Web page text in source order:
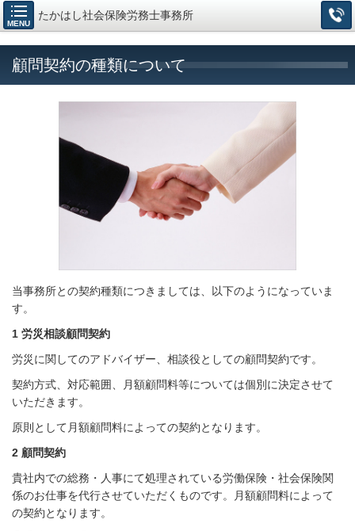
MENU
たかはし社会保険労務士事務所
顧問契約の種類について
当事務所との契約種類につきましては、以下のようになっていま
す。
1 労災相談顧問契約
労災に関してのアドバイザー、相談役としての顧問契約です。
契約方式、対応範囲、月額顧問料等については個別に決定させて
いただきます。
原則として月額顧問料によっての契約となります。
2 顧問契約
貴社内での総務・人事にて処理されている労働保険・社会保険関
係のお仕事を代行させていただくものです。月額顧問料によって
の契約となります。